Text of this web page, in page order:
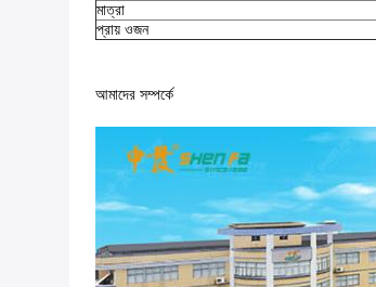
মাত্রা
প্রায় ওজন
আমাদের সম্পর্কে